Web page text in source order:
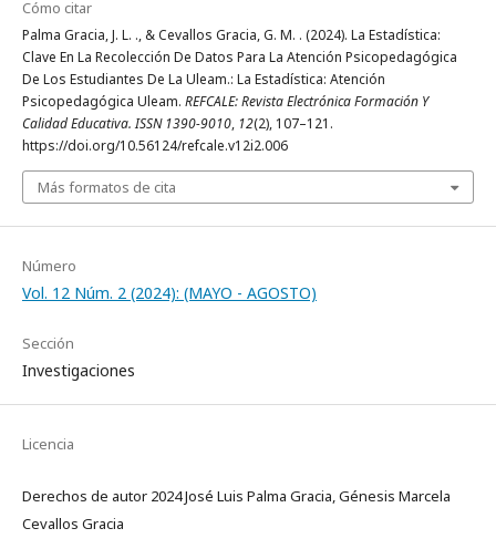
Cómo citar
Palma Gracia, J. L. ., & Cevallos Gracia, G. M. . (2024). La Estadística:
Clave En La Recolección De Datos Para La Atención Psicopedagógica
De Los Estudiantes De La Uleam.: La Estadística: Atención
Psicopedagógica Uleam. REFCALE: Revista Electrónica Formación Y
Calidad Educativa. ISSN 1390-9010, 12(2), 107–121.
https://doi.org/10.56124/refcale.v12i2.006
Más formatos de cita
Número
Vol. 12 Núm. 2 (2024): (MAYO - AGOSTO)
Sección
Investigaciones
Licencia
Derechos de autor 2024 José Luis Palma Gracia, Génesis Marcela
Cevallos Gracia